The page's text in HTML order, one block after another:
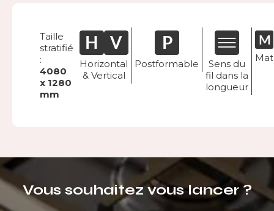
Taille
stratifié
:
4080
x 1280
mm
Horizontal
& Vertical
Postformable
Sens du
fil dans la
longueur
Mat
Vous souhaitez vous lancer ?